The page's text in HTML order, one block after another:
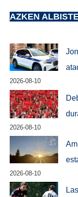
AZKEN
2026-08-10
2026-08-10
2026-08-10